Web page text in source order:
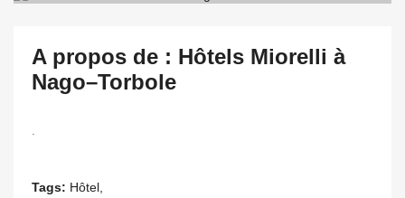
A propos de : Hôtels Miorelli à
Nago–Torbole
Tags: Hôtel,